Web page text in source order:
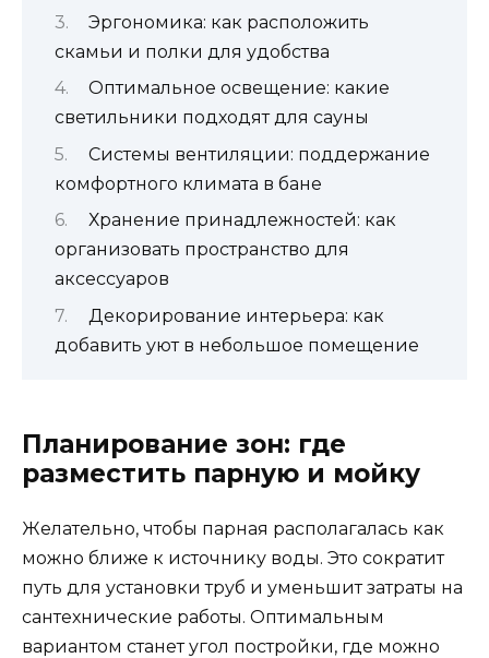
Эргономика: как расположить
скамьи и полки для удобства
Оптимальное освещение: какие
светильники подходят для сауны
Системы вентиляции: поддержание
комфортного климата в бане
Хранение принадлежностей: как
организовать пространство для
аксессуаров
Декорирование интерьера: как
добавить уют в небольшое помещение
Планирование зон: где
разместить парную и мойку
Желательно, чтобы парная располагалась как
можно ближе к источнику воды. Это сократит
путь для установки труб и уменьшит затраты на
сантехнические работы. Оптимальным
вариантом станет угол постройки, где можно